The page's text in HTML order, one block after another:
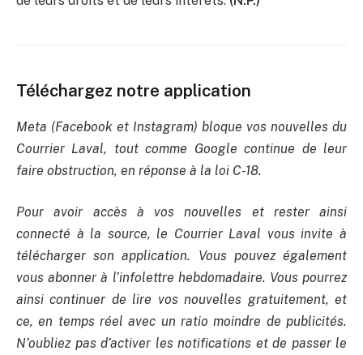
Téléchargez notre application
Meta (Facebook et Instagram) bloque vos nouvelles du
Courrier Laval, tout comme Google continue de leur
faire obstruction, en réponse à la loi C-18.
Pour avoir accès à vos nouvelles et rester ainsi
connecté à la source, le Courrier Laval vous invite à
télécharger son application. Vous pouvez également
vous abonner à l’infolettre hebdomadaire. Vous pourrez
ainsi continuer de lire vos nouvelles gratuitement, et
ce, en temps réel avec un ratio moindre de publicités.
N’oubliez pas d’activer les notifications et de passer le